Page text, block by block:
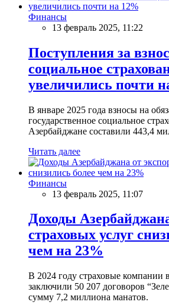
Финансы
13 февраль 2025, 11:22
Поступления за
социальное
увеличились почти
В январе 2025 года взносы на
государственное социальное
Азербайджане составили 443,4
Читать далее
Финансы
13 февраль 2025, 11:07
Доходы
страховых услуг
чем на 23%
В 2024 году страховые компании
заключили 50 207 договоров
сумму 7,2 миллиона манатов.